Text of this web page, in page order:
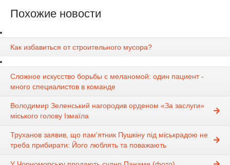
Похожие новости
Как избавиться от строительного мусора?
Сложное искусство борьбы с меланомой: один пациент -
много специалистов в команде
Володимир Зеленський нагородив орденом «За заслуги»
міського голову Ізмаїла
Труханов заявив, що пам'ятник Пушкіну під міськрадою не
треба прибирати: Його люблять та поважають